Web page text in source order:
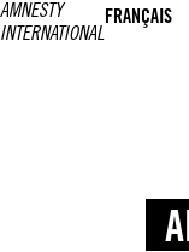
FRANÇAIS